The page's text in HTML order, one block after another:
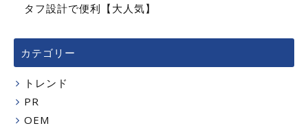
タフ設計で便利【大人気】
カテゴリー
トレンド
PR
OEM